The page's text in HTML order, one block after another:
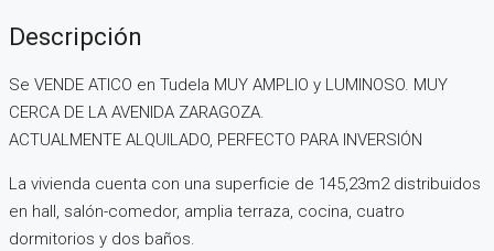
Descripción
Se VENDE ATICO en Tudela MUY AMPLIO y LUMINOSO. MUY
CERCA DE LA AVENIDA ZARAGOZA.
ACTUALMENTE ALQUILADO, PERFECTO PARA INVERSIÓN
La vivienda cuenta con una superficie de 145,23m2 distribuidos
en hall, salón-comedor, amplia terraza, cocina, cuatro
dormitorios y dos baños.